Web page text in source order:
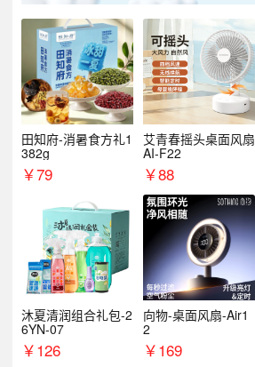
田知府-消暑食方礼1
382g
￥79
艾青春摇头桌面风扇
AI-F22
￥88
沐夏清润组合礼包-2
6YN-07
￥126
向物-桌面风扇-Air1
2
￥169